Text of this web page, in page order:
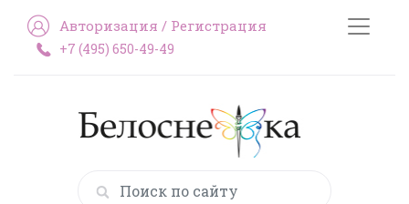
Авторизация / Регистрация
+7 (495) 650-49-49